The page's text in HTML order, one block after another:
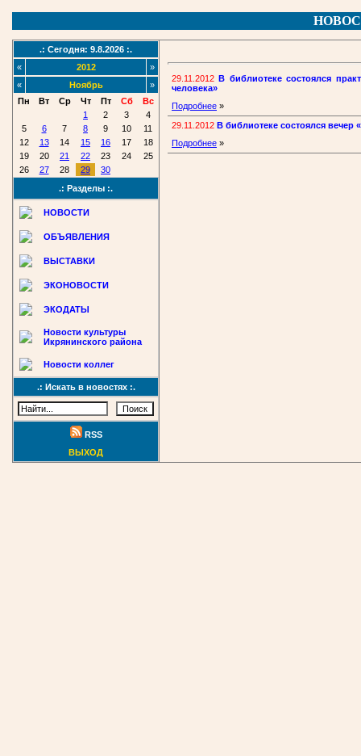
.: Сегодня: 9.8.2026 :.
«
2012
»
«
Ноябрь
»
Пн
Вт Ср Чт Пт Сб
Вс
1
2 3
4
5
6 7 8 9 10
11
12
13 14 15 16 17
18
19
20 21 22 23 24
25
26
27 28 29
30
.: Разделы :.
НОВОСТИ
ОБЪЯВЛЕНИЯ
ВЫСТАВКИ
ЭКОНОВОСТИ
ЭКОДАТЫ
Новости культуры
Икрянинского района
Новости коллег
.: Искать в новостях :.
RSS
ВЫХОД
29.11.2012 В библиотеке состоялся
человека»
Подробнее »
29.11.2012 В библиотеке состоялся
Подробнее »